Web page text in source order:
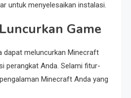
untuk menyelesaikan instalasi.
Game
dapat meluncurkan Minecraft
perangkat Anda. Selami fitur-
Minecraft Anda yang